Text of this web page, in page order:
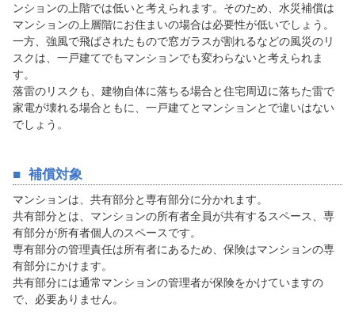
ンションの上階では低いと考えられます。そのため、水災補償は
マンションの上層階にお住まいの場合は必要性が低いでしょう。
一方、強風で飛ばされたもので窓ガラスが割れるなどの風災のリ
スクは、一戸建てでもマンションでも変わらないと考えられま
す。
落雷のリスクも、建物自体に落ちる場合と住宅周辺に落ちた雷で
家電が壊れる場合ともに、一戸建てとマンションとで違いはない
でしょう。
補償対象
マンションは、共有部分と専有部分に分かれます。
共有部分とは、マンションの所有者全員が共有するスペース、専
有部分が所有者個人のスペースです。
専有部分の管理責任は所有者にあるため、保険はマンションの専
有部分にかけます。
共有部分には通常マンションの管理者が保険をかけていますの
で、必要ありません。